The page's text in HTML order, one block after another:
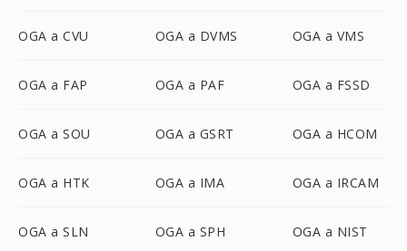
OGA a CVU OGA a DVMS OGA a VMS
OGA a FAP OGA a PAF OGA a FSSD
OGA a SOU OGA a GSRT OGA a HCOM
OGA a HTK OGA a IMA OGA a IRCAM
OGA a SLN OGA a SPH OGA a NIST